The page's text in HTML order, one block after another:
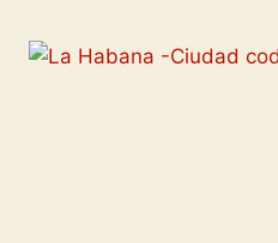
i
s
r